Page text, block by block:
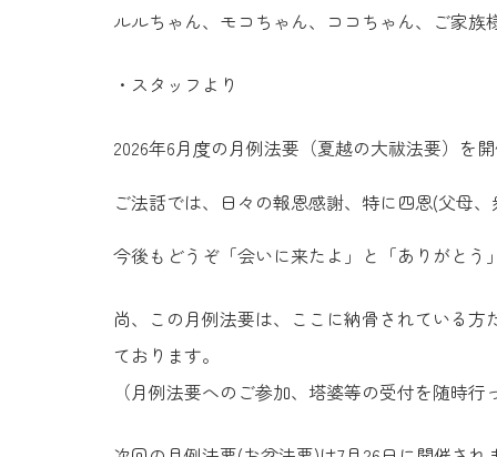
ルルちゃん、モコちゃん、ココちゃん、ご家族
・スタッフより
2026年6月度の月例法要（夏越の大祓法要）を
ご法話では、日々の報恩感謝、特に四恩(父母
今後もどうぞ「会いに来たよ」と「ありがとう
尚、この月例法要は、ここに納骨されている
ております。
（月例法要へのご参加、塔婆等の受付を随時行